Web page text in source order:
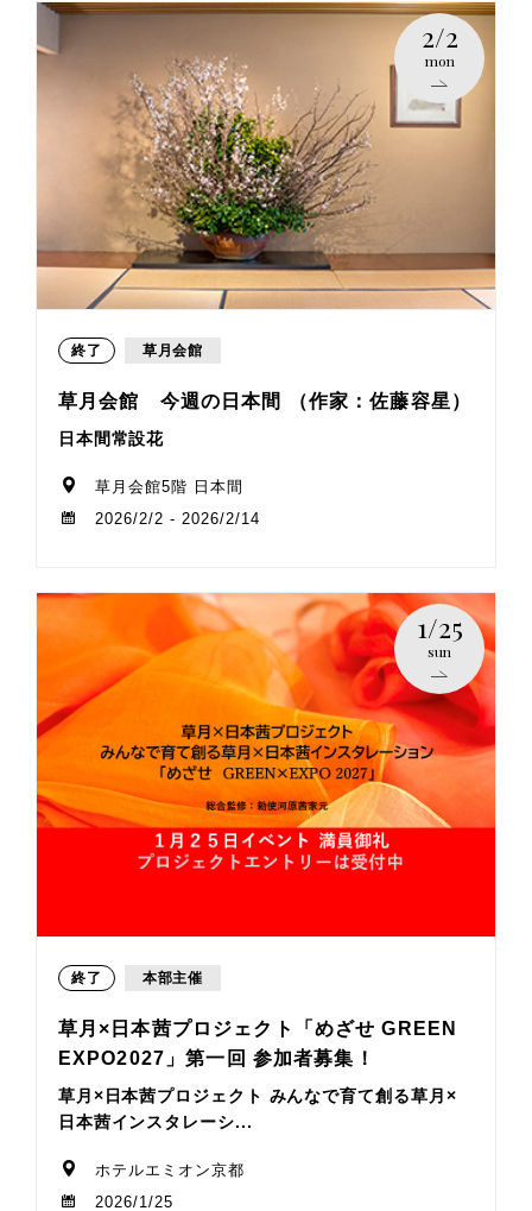
2/2
mon
終了 草月会館
草月会館 今週の日本間 （作家：佐藤容星）
日本間常設花
草月会館5階 日本間
2026/2/2 - 2026/2/14
1/25
sun
終了 本部主催
草月×日本茜プロジェクト「めざせ GREEN
EXPO2027」第一回 参加者募集！
草月×日本茜プロジェクト みんなで育て創る草月×
日本茜インスタレーシ...
ホテルエミオン京都
2026/1/25